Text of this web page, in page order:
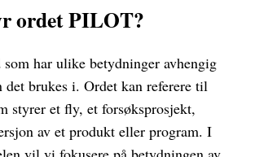
ordet PILOT?
som har ulike betydninger avhengig
det brukes i. Ordet kan referere til
styrer et fly, et forsøksprosjekt,
av et produkt eller program. I